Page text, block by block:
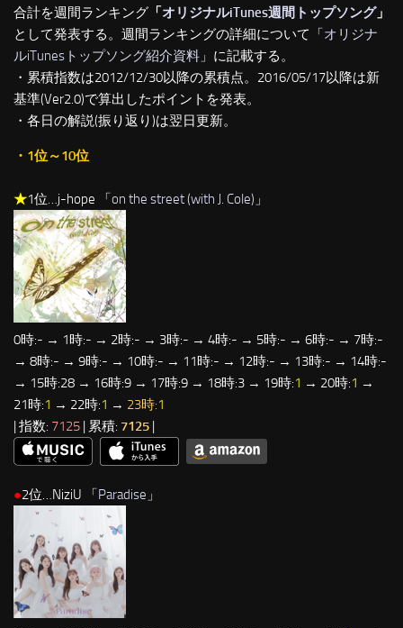
合計を週間ランキング 「オリジナルiTunes週間トップソング」
として発表する。週間ランキングの詳細について「オリジナ
ルiTunesトップソング紹介資料 」に記載する。
・累積指数は2012/12/30以降の累積点。2016/05/17以降は新
基準(Ver2.0)で算出したポイントを発表。
・各日の解説(振り返り)は翌日更新。
・1位～10位
★1位…j-hope 「on the street (with J. Cole) 」
0時:- → 1時:- → 2時:- → 3時:- → 4時:- → 5時:- → 6時:- → 7時:-
→ 8時:- → 9時:- → 10時:- → 11時:- → 12時:- → 13時:- → 14時:-
→ 15時:28 → 16時:9 → 17時:9 → 18時:3 → 19時:1 → 20時:1 →
21時:1 → 22時:1 → 23時:1
| 指数: 7125 | 累積: 7125 |
●2位…NiziU 「Paradise 」